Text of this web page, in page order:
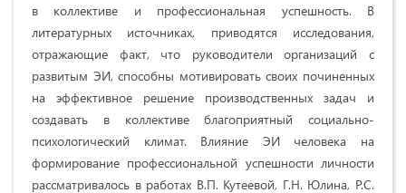
в коллективе и профессиональная успешность. В
литературных источниках, приводятся исследования,
отражающие факт, что руководители организаций с
развитым ЭИ, способны мотивировать своих починенных
на эффективное решение производственных задач и
создавать в коллективе благоприятный социально-
психологический климат. Влияние ЭИ человека на
формирование профессиональной успешности личности
рассматривалось в работах В.П. Кутеевой, Г.Н. Юлина, Р.С.